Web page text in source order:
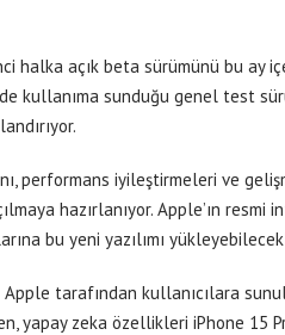
açık beta sürümünü bu ay
kullanıma sunduğu genel test
performans iyileştirmeleri ve
hazırlanıyor. Apple’ın
bu yeni yazılımı
tarafından kullanıcılara
yapay zeka özellikleri iPhone 15